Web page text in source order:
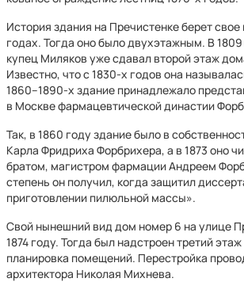
История здания на Пречистенке берет свое
годах. Тогда оно было двухэтажным. В
купец Миляков уже сдавал второй этаж
Известно, что с 1830-х годов она
1860–1890-х здание принадлежало
в Москве фармацевтической династии
Так, в 1860 году здание было в
Карла Фридриха Форбрихера, а в 1873 оно
братом, магистром фармации Андреем
степень он получил, когда защитил
приготовлении пилюльной массы».
Свой нынешний вид дом номер 6 на улице
1874 году. Тогда был надстроен третий
планировка помещений. Перестройка
архитектора Николая Михнева.